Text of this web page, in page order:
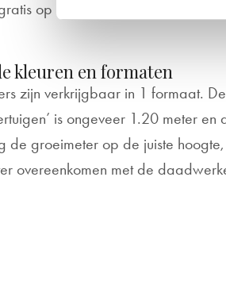
op de groeimeter.
kleuren en formaten
zijn verkrijgbaar in 1 formaat.
is ongeveer 1.20 meter
de groeimeter op de juiste
overeenkomen met de